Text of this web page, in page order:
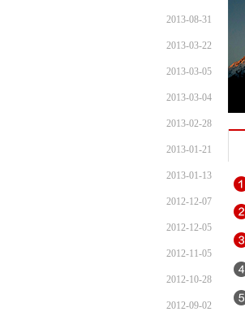
2013-08-31
2013-03-22
2013-03-05
2013-03-04
2013-02-28
2013-01-21
2013-01-13
2012-12-07
2012-12-05
2012-11-05
2012-10-28
2012-09-02